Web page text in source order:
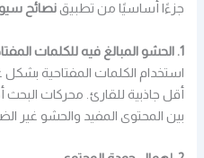
جزءًا أساسيًا من تطبيقنصائح سيو
1. الحشو المبالغ فيه للكلمات المفتاحية
استخدام الكلمات المفتاحية
أقل جاذبية للقارئ. محركات البحث
بين المحتوى المفيد والحشو غير